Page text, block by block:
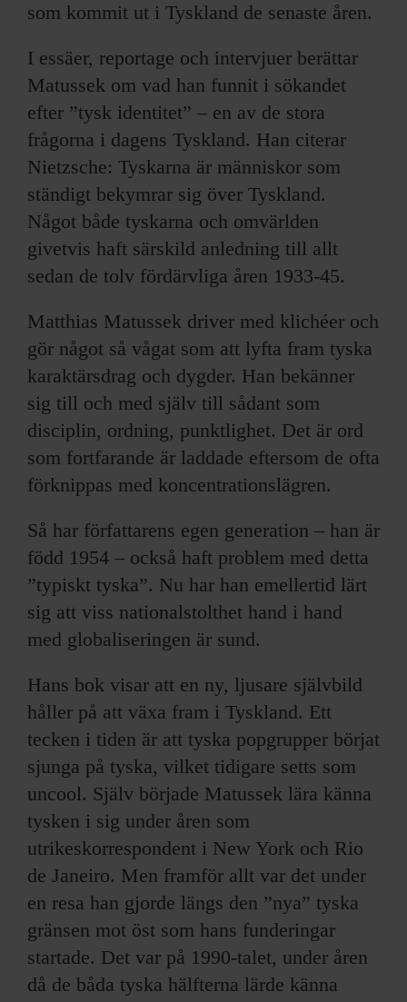
som kommit ut i Tyskland de senaste åren.
I essäer, reportage och intervjuer berättar
Matussek om vad han funnit i sökandet
efter ”tysk identitet” – en av de stora
frågorna i dagens Tyskland. Han citerar
Nietzsche: Tyskarna är människor som
ständigt bekymrar sig över Tyskland.
Något både tyskarna och omvärlden
givetvis haft särskild anledning till allt
sedan de tolv fördärvliga åren 1933-45.
Matthias Matussek driver med klichéer och
gör något så vågat som att lyfta fram tyska
karaktärsdrag och dygder. Han bekänner
sig till och med själv till sådant som
disciplin, ordning, punktlighet. Det är ord
som fortfarande är laddade eftersom de ofta
förknippas med koncentrationslägren.
Så har författarens egen generation – han är
född 1954 – också haft problem med detta
”typiskt tyska”. Nu har han emellertid lärt
sig att viss nationalstolthet hand i hand
med globaliseringen är sund.
Hans bok visar att en ny, ljusare självbild
håller på att växa fram i Tyskland. Ett
tecken i tiden är att tyska popgrupper börjat
sjunga på tyska, vilket tidigare setts som
uncool. Själv började Matussek lära känna
tysken i sig under åren som
utrikeskorrespondent i New York och Rio
de Janeiro. Men framför allt var det under
en resa han gjorde längs den ”nya” tyska
gränsen mot öst som hans funderingar
startade. Det var på 1990-talet, under åren
då de båda tyska hälfterna lärde känna